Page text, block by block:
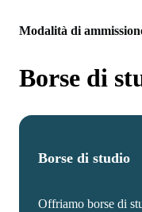
Modalità di
Borse di
Borse di studio
Offriamo borse di